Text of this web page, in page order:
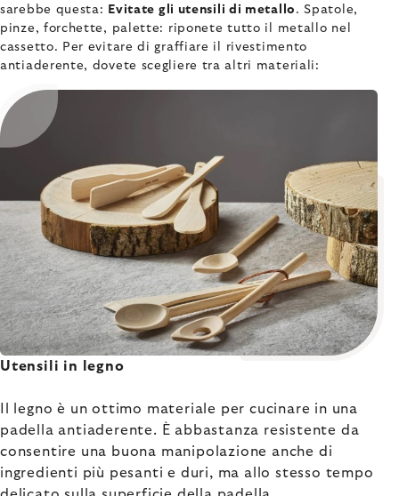
sarebbe questa:
Evitate gli utensili di metallo . Spatole,
pinze, forchette, palette: riponete tutto il metallo nel
cassetto. Per evitare di graffiare il rivestimento
antiaderente, dovete scegliere tra altri materiali:
Utensili in legno
Il legno è un ottimo materiale per cucinare in una
padella antiaderente. È abbastanza resistente da
consentire una buona manipolazione anche di
ingredienti più pesanti e duri, ma allo stesso tempo